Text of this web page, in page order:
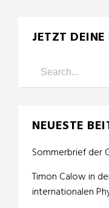
JETZT DEINE
NEUESTE
Sommerbrief der
Timon Calow in
internationalen